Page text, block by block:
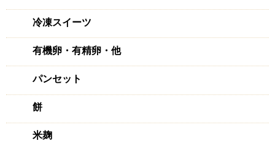
冷凍スイーツ
有機卵・有精卵・他
パンセット
餅
米麹